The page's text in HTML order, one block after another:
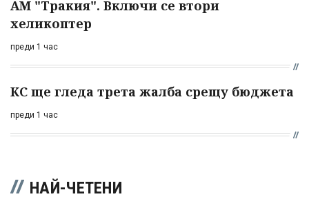
АМ "Тракия". Включи се втори
хеликоптер
преди 1 час
КС ще гледа трета жалба срещу бюджета
преди 1 час
НАЙ-ЧЕТЕНИ